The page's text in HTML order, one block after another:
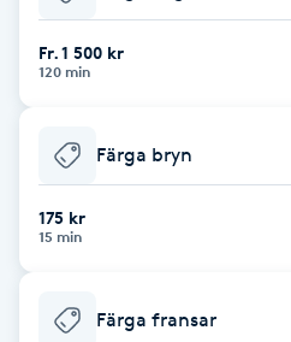
Babylights
Balayage
Barber
Barnklippning
Fr. 1 500 kr
120 min
Färga bryn
175 kr
15 min
Färga fransar